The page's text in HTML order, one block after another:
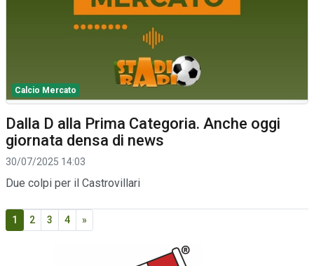
Calcio Mercato
Dalla D alla Prima Categoria. Anche oggi
giornata densa di news
30/07/2025 14:03
Due colpi per il Castrovillari
1 2 3 4 »